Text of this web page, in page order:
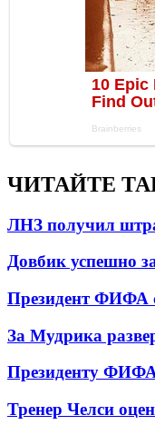
ЧИТАЙТЕ
ЛНЗ получил
Довбик успешно
Президент ФИФА
За Мудрика
Президенту ФИФА
Тренер Челси